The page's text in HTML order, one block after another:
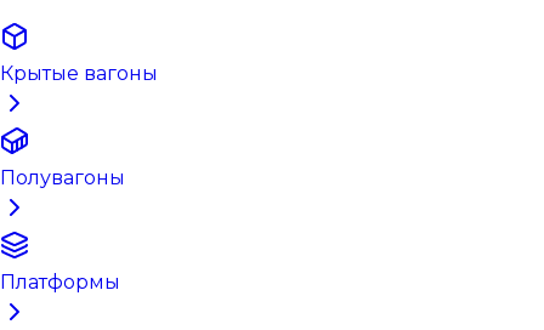
Крытые вагоны
Полувагоны
Платформы